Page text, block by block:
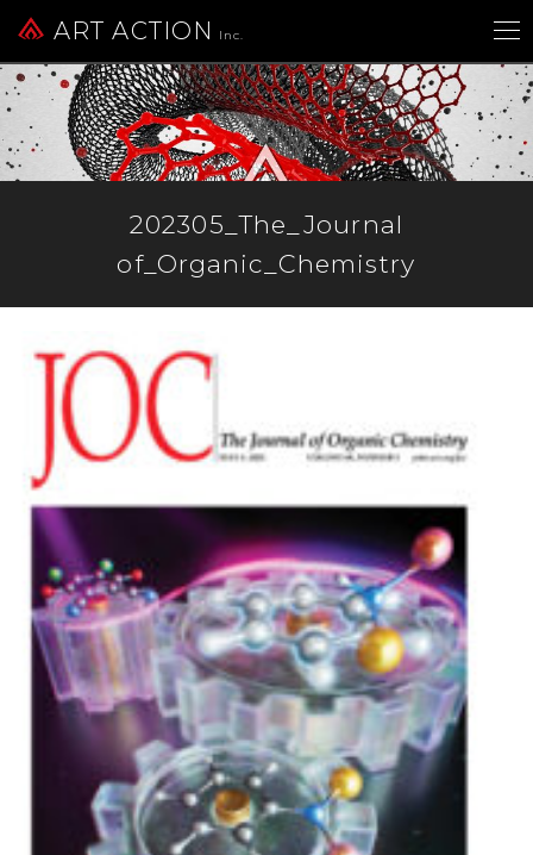
ART ACTION Inc.
202305_The_Journal
of_Organic_Chemistry